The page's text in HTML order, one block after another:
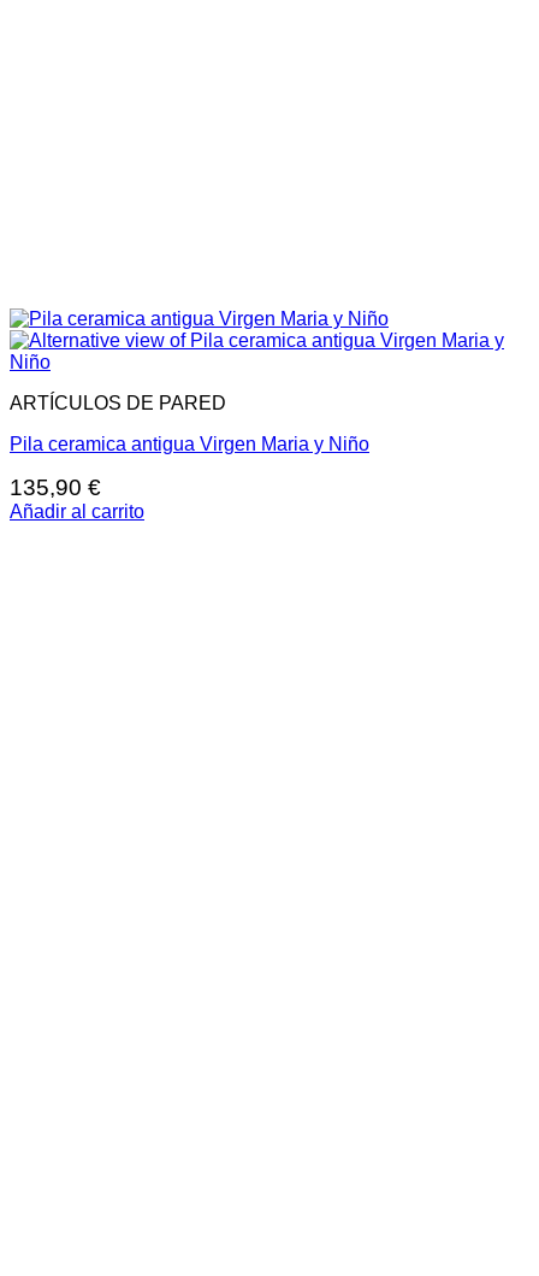
ARTÍCULOS DE PARED
Pila ceramica antigua Virgen Maria y Niño
135,90 €
Añadir al carrito